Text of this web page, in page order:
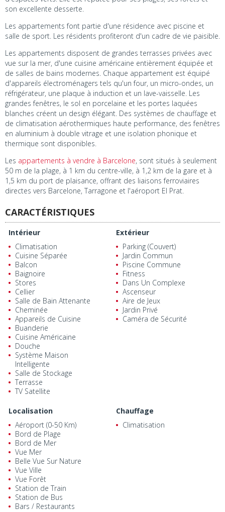
son excellente desserte.
Les appartements font partie d'une résidence avec piscine et
salle de sport. Les résidents profiteront d'un cadre de vie paisible.
Les appartements disposent de grandes terrasses privées avec
vue sur la mer, d'une cuisine américaine entièrement équipée et
de salles de bains modernes. Chaque appartement est équipé
d'appareils électroménagers tels qu'un four, un micro-ondes, un
réfrigérateur, une plaque à induction et un lave-vaisselle. Les
grandes fenêtres, le sol en porcelaine et les portes laquées
blanches créent un design élégant. Des systèmes de chauffage et
de climatisation aérothermiques haute performance, des fenêtres
en aluminium à double vitrage et une isolation phonique et
thermique sont disponibles.
Les appartements à vendre à Barcelone, sont situés à seulement
50 m de la plage, à 1 km du centre-ville, à 1,2 km de la gare et à
1,5 km du port de plaisance, offrant des liaisons ferroviaires
directes vers Barcelone, Tarragone et l'aéroport El Prat.
CARACTÉRISTIQUES
Intérieur
Climatisation
Cuisine Séparée
Balcon
Baignoire
Stores
Cellier
Salle de Bain Attenante
Cheminée
Appareils de Cuisine
Buanderie
Cuisine Américaine
Douche
Système Maison
Intelligente
Salle de Stockage
Terrasse
TV Satellite
Extérieur
Parking (Couvert)
Jardin Commun
Piscine Commune
Fitness
Dans Un Complexe
Ascenseur
Aire de Jeux
Jardin Privé
Caméra de Sécurité
Localisation
Aéroport (0-50 Km)
Bord de Plage
Bord de Mer
Vue Mer
Belle Vue Sur Nature
Vue Ville
Vue Forêt
Station de Train
Station de Bus
Bars / Restaurants
Chauffage
Climatisation